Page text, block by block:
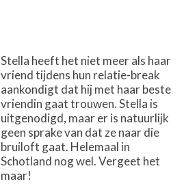
Stella heeft het niet meer als haar
vriend tijdens hun relatie-break
aankondigt dat hij met haar beste
vriendin gaat trouwen. Stella is
uitgenodigd, maar er is natuurlijk
geen sprake van dat ze naar die
bruiloft gaat. Helemaal in
Schotland nog wel. Vergeet het
maar!